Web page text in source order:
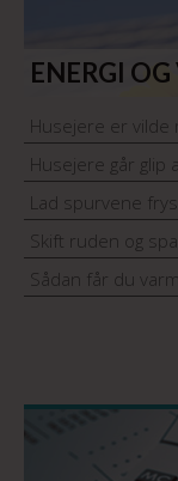
ENERGI
Husejere er vilde
Husejere går glip
Lad spurvene
Skift ruden og
Sådan får du